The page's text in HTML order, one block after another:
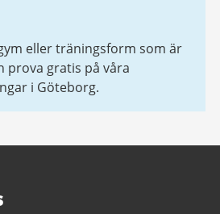
eller träningsform som är
prova gratis på våra
i Göteborg.